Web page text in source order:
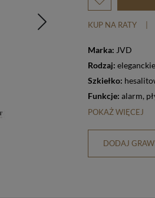
KUP NA RATY
Marka: JVD
Rodzaj: eleganckie
Szkiełko:
Funkcje: alarm,
POKAŻ WIĘCEJ
DODAJ